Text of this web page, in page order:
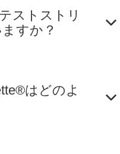
ストストリ
すか？
はどのよ